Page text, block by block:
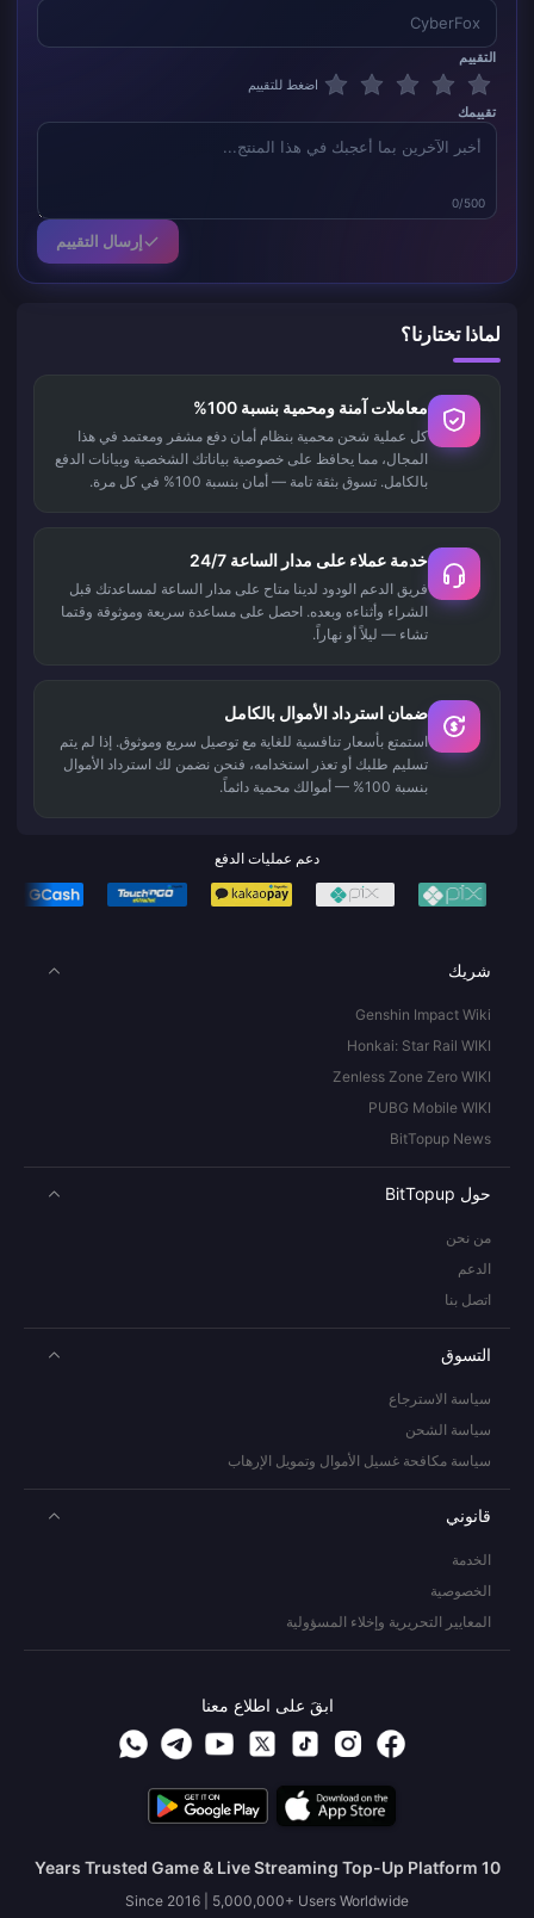
التقييم
اضغط للتقييم
تقييمك
0/500
إرسال التقييم
لماذا تختارنا؟
معاملات آمنة ومحمية بنسبة 100%
كل عملية شحن محمية بنظام أمان دفع مشفر ومعتمد في هذا
المجال، مما يحافظ على خصوصية بياناتك الشخصية وبيانات الدفع
بالكامل. تسوق بثقة تامة — أمان بنسبة 100% في كل مرة.
خدمة عملاء على مدار الساعة 24/7
فريق الدعم الودود لدينا متاح على مدار الساعة لمساعدتك قبل
الشراء وأثناءه وبعده. احصل على مساعدة سريعة وموثوقة وقتما
تشاء — ليلاً أو نهاراً.
ضمان استرداد الأموال بالكامل
استمتع بأسعار تنافسية للغاية مع توصيل سريع وموثوق. إذا لم يتم
تسليم طلبك أو تعذر استخدامه، فنحن نضمن لك استرداد الأموال
بنسبة 100% — أموالك محمية دائماً.
دعم عمليات الدفع
شريك
Genshin Impact Wiki
Honkai: Star Rail WIKI
Zenless Zone Zero WIKI
PUBG Mobile WIKI
BitTopup News
حول BitTopup
من نحن
الدعم
اتصل بنا
التسوق
سياسة الاسترجاع
سياسة الشحن
سياسة مكافحة غسيل الأموال وتمويل الإرهاب
قانوني
الخدمة
الخصوصية
المعايير التحريرية وإخلاء المسؤولية
ابقَ على اطلاع معنا
10 Years Trusted Game & Live Streaming Top-Up Platform
Since 2016 | 5,000,000+ Users Worldwide